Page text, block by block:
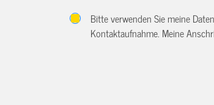
Bitte verwenden Sie meine
Kontaktaufnahme. Meine